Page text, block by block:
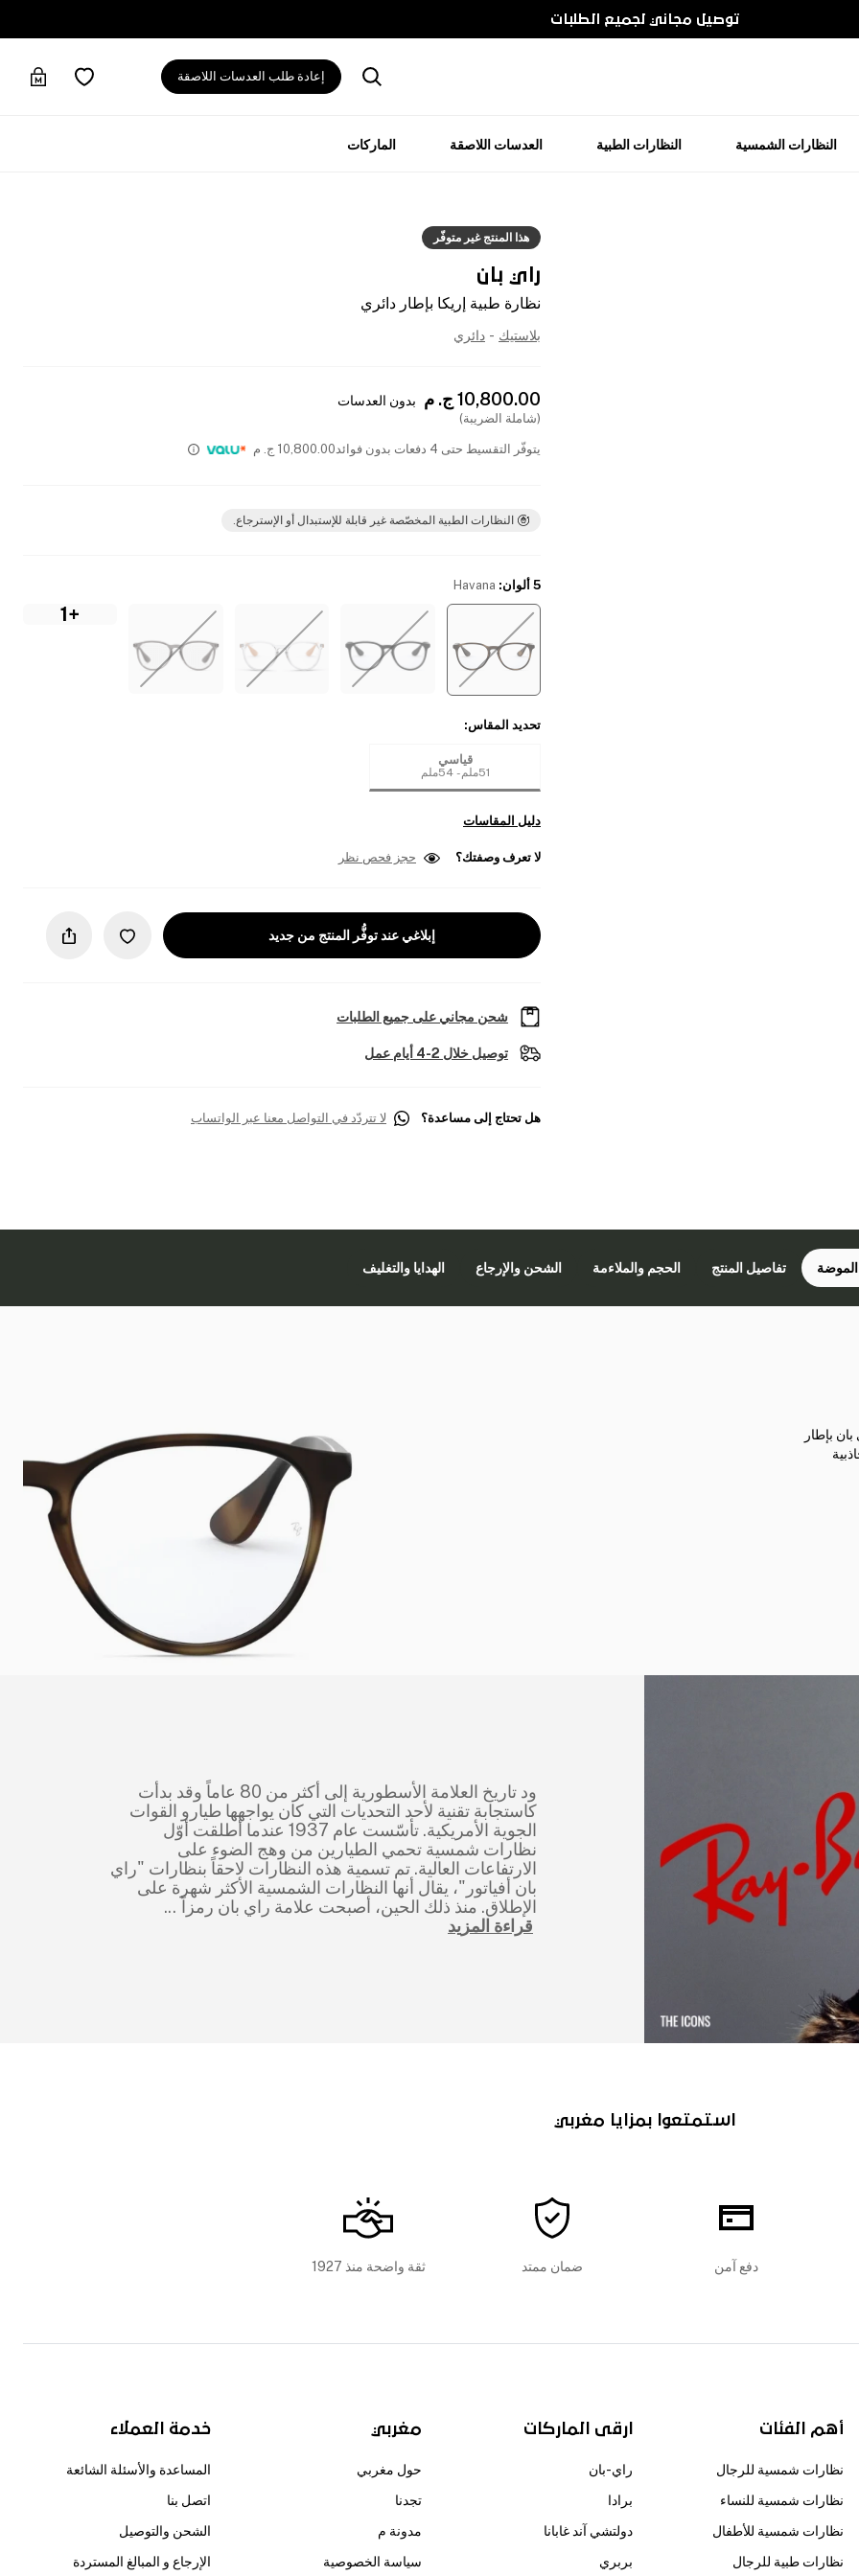
توصيل مجاني لجميع الطلبات
إعادة طلب العدسات اللاصقة
النظارات الشمسية النظارات الطبية العدسات اللاصقة الماركات
هذا المنتج غير متوفّر
راي بان
نظارة طبية إريكا بإطار دائري
بلاستيك - دائري
10,800.00 ج. م بدون العدسات
(شاملة الضريبة)
يتوفّر التقسيط حتى 4 دفعات بدون فوائد 10,800.00 ج. م
النظارات الطبية المخصّصة غير قابلة للإستبدال أو الإسترجاع.
5 ألوان :
Havana
+1
تحديد المقاس:
قياسي
51ملم - 54ملم
دليل المقاسات
لا تعرف وصفتك؟ حجز فحص نظر
إبلاغي عند توفُّر المنتج من جديد
شحن مجاني على جميع الطلبات
توصيل خلال 2-4 أيام عمل
هل تحتاج إلى مساعدة؟ لا تتردّد في التواصل معنا عبر الواتساب
تفاصيل المنتج الحجم والملاءمة الشحن والإرجاع الهدايا والتغليف
بإطار
ود تاريخ العلامة الأسطورية إلى أكثر من 80 عاماً وقد بدأت
كاستجابة تقنية لأحد التحديات التي كان يواجهها طيارو القوات
الجوية الأمريكية. تأسّست عام 1937 عندما أطلقت أوّل
نظارات شمسية تحمي الطيارين من وهج الضوء على
الارتفاعات العالية. تم تسمية هذه النظارات لاحقاً بنظارات "راي
بان أفياتور"، يقال أنها النظارات الشمسية الأكثر شهرة على
الإطلاق. منذ ذلك الحين، أصبحت علامة راي بان رمزاً ...
قراءة المزيد
استمتعوا بمزايا مغربي
دفع آمن ضمان ممتد ثقة واضحة منذ 1927
أهم الفئات
نظارات شمسية للرجال
نظارات شمسية للنساء
نظارات شمسية للأطفال
نظارات طبية للرجال
ارقى الماركات
راي-بان
برادا
دولتشي آند غابانا
بربري
مغربي
حول مغربي
تجدنا
مدونة م
سياسة الخصوصية
خدمة العملاء
المساعدة والأسئلة الشائعة
اتصل بنا
الشحن والتوصيل
الإرجاع و المبالغ المستردة